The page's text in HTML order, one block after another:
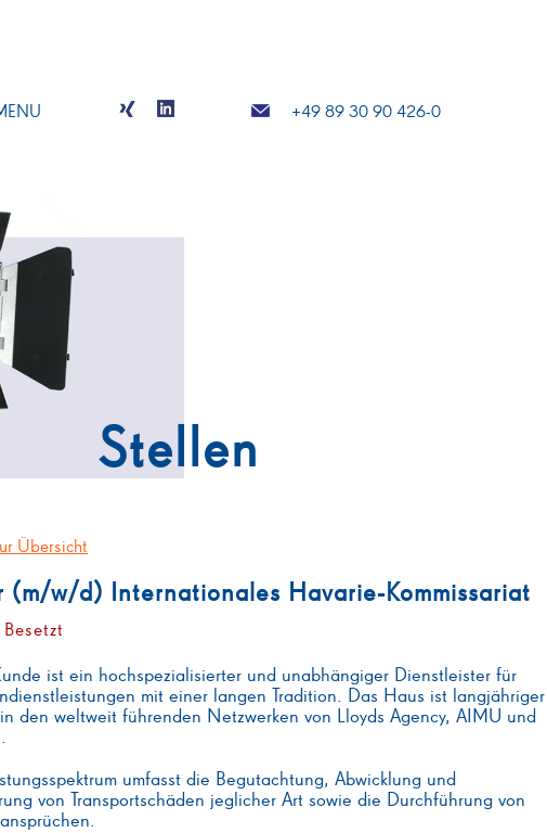
+49 89 30 90 426-0
Stellen
Übersicht
(m/w/d) Internationales Havarie-Kommissariat
ist ein hochspezialisierter und unabhängiger Dienstleister für
mit einer langen Tradition. Das Haus ist langjähriger
in den weltweit führenden Netzwerken von Lloyds Agency, AIMU und
umfasst die Begutachtung, Abwicklung und
von Transportschäden jeglicher Art sowie die Durchführung von